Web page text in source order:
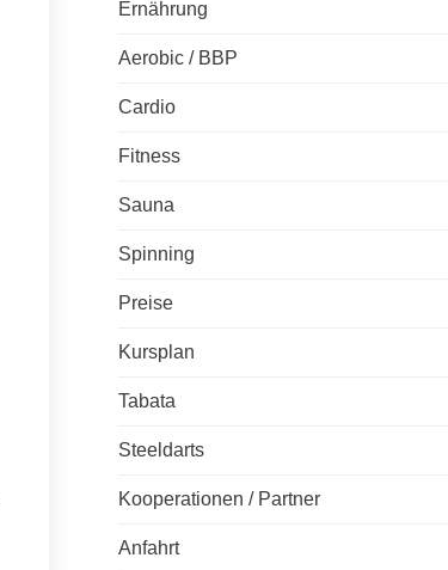
Ernährung
Aerobic / BBP
Cardio
Fitness
Sauna
Spinning
Preise
Kursplan
Tabata
Steeldarts
Kooperationen / Partner
Anfahrt